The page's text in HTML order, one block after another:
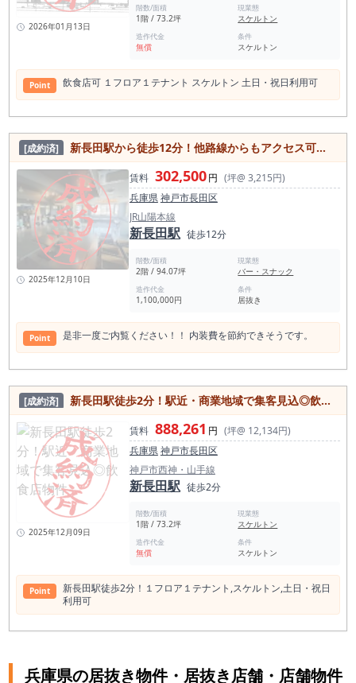
2026年01月13日
階数/面積
1階 / 73.2坪
現業態
スケルトン
造作代金
無償
条件
スケルトン
Point 飲⾷店可 １フロア１テナント スケルトン ⼟⽇・祝⽇利⽤可
[成約済] 新長田駅から徒歩12分！他路線からもアクセス可能なフィリピンパブ居抜き物件
2025年12月10日
賃料 302,500円 (坪@ 3,215円)
兵庫県神戸市長田区
JR山陽本線
新長田駅 徒歩12分
階数/面積
2階 / 94.07坪
現業態
バー・スナック
造作代金
1,100,000円
条件
居抜き
Point 是非一度ご内覧ください！！ 内装費を節約できそうです。
[成約済] 新長田駅徒歩2分！駅近・商業地域で集客見込◎飲食店物件
2025年12月09日
賃料 888,261 円 (坪@ 12,134円)
兵庫県神戸市長田区
神戸市西神・山手線
新長田駅 徒歩2分
階数/面積
1階 / 73.2坪
現業態
スケルトン
造作代金
無償
条件
スケルトン
Point
新長田駅徒歩2分！１フロア１テナント,スケルトン,⼟⽇・祝⽇
利⽤可
兵庫県の居抜き物件・居抜き店舗・店舗物件